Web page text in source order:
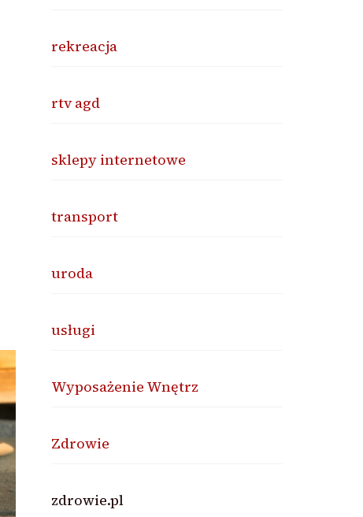
rekreacja
rtv agd
sklepy internetowe
transport
uroda
usługi
Wyposażenie Wnętrz
Zdrowie
zdrowie.pl